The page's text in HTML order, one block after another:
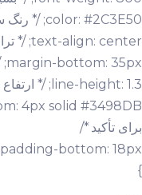
color: #2C3E50; /* رنگ سرمه‌ای تیره برای قدرت و جدیت */
text-align: center; /* تراز میانی */
margin-bottom: 35px; /* فاصله از پاراگراف بعدی */
line-height: 1.3; /* ارتفاع خط برای خوانایی بهتر */
برای تأکید */
padding-bottom: 18px; /* فاصله بین متن و خط زیرین */
}